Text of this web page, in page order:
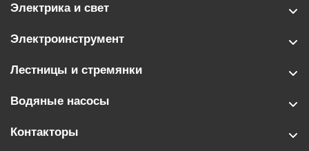
Электрика и свет
Электроинструмент
Лестницы и стремянки
Водяные насосы
Контакторы